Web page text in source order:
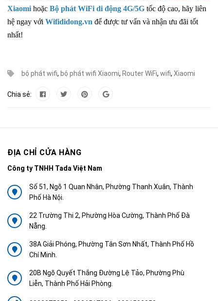
Xiaomi hoặc Bộ phát WiFi di động 4G/5G tốc độ cao, hãy liên
hệ ngay với Wifididong.vn để được tư vấn và nhận ưu đãi tốt
nhất!
bộ phát wifi, bộ phát wifi Xiaomi, Router WiFi, wifi, Xiaomi
Chia sẻ:
ĐỊA CHỈ CỬA HÀNG
Công ty TNHH Tada Việt Nam
Số 51, Ngõ 1 Quan Nhân, Phường Thanh Xuân, Thành
Phố Hà Nội.
22 Trường Thi 2, Phường Hòa Cường, Thành Phố Đà
Nẵng.
38A Giải Phóng, Phường Tân Sơn Nhất, Thành Phố Hồ
Chí Minh.
20B Ngõ Quyết Thắng Đường Lệ Tảo, Phường Phù
Liễn, Thành Phố Hải Phòng.